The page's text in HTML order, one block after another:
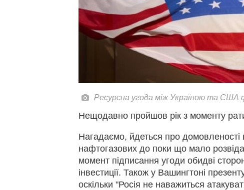
Ресурсна угода між Україною та США
Нещодавно пройшов рік з моменту
Нагадаємо, йдеться про домовленості
нафтогазових до поки що мало
момент підписання угоди обидві
інвестиції. Також у Вашингтоні
оскільки "Росія не наважиться